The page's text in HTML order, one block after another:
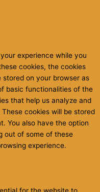
experience while you
cookies, the cookies
on your browser as
basic functionalities of the
that help us analyze and
cookies will be stored
You also have the option
out of some of these
experience.